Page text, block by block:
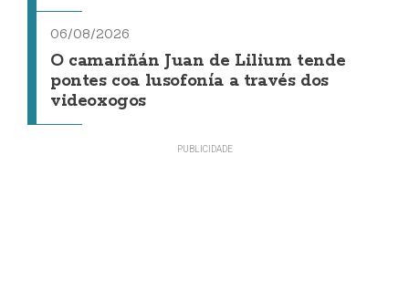
06/08/2026
O camariñán Juan de Lilium tende
pontes coa lusofonía a través dos
videoxogos